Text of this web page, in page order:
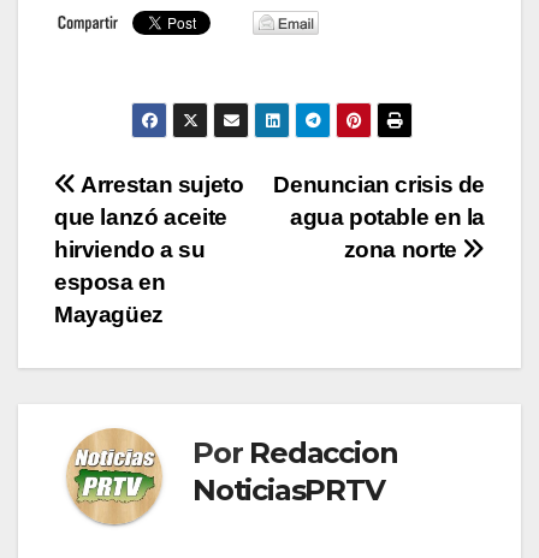
Navegación
de
entradas
Denuncian crisis de
agua potable en la
zona norte
Arrestan sujeto
que lanzó aceite
hirviendo a su
esposa en
Mayagüez
Por Redaccion
NoticiasPRTV